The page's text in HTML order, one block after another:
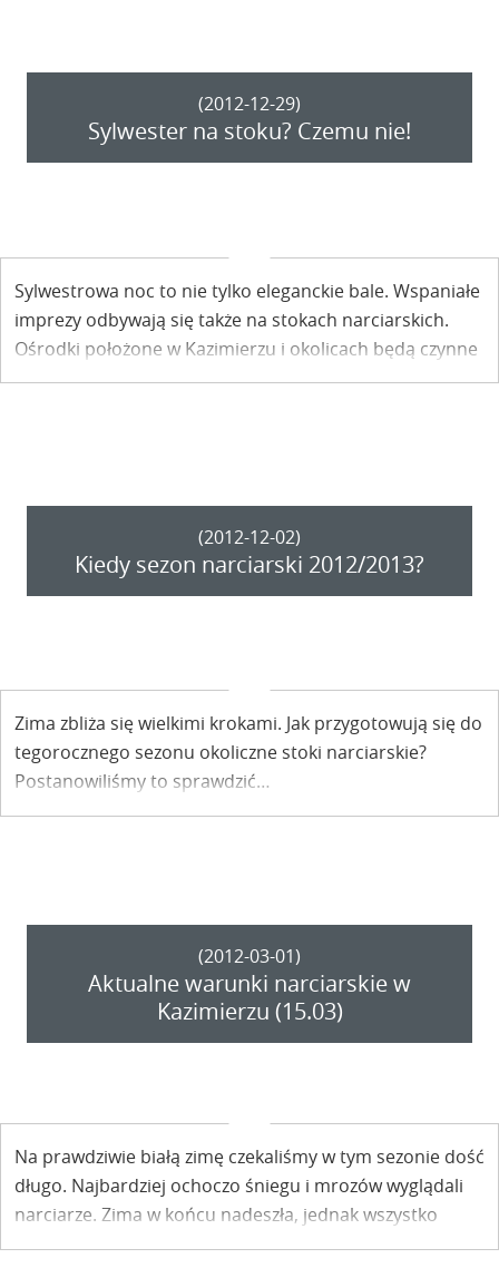
(2012-12-29)
Sylwester na stoku? Czemu nie!
Sylwestrowa noc to nie tylko eleganckie bale. Wspaniałe
imprezy odbywają się także na stokach narciarskich.
Ośrodki położone w Kazimierzu i okolicach będą czynne
w sylwestra do późnych godzin nocnych. Jakie planują
(2012-12-02)
Kiedy sezon narciarski 2012/2013?
Zima zbliża się wielkimi krokami. Jak przygotowują się do
tegorocznego sezonu okoliczne stoki narciarskie?
Postanowiliśmy to sprawdzić…
(2012-03-01)
Aktualne warunki narciarskie w
Kazimierzu (15.03)
Na prawdziwie białą zimę czekaliśmy w tym sezonie dość
długo. Najbardziej ochoczo śniegu i mrozów wyglądali
narciarze. Zima w końcu nadeszła, jednak wszystko
wskazuje na to, że powoli nas opuszcza. Bowiemsezon